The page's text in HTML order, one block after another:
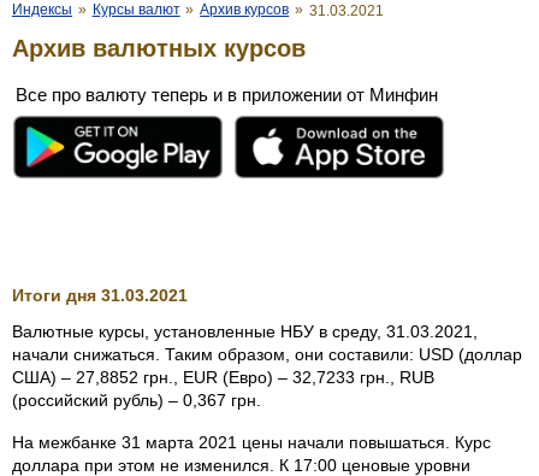
Индексы » Курсы валют » Архив курсов » 31.03.2021
Архив валютных курсов
Все про валюту теперь и в приложении от Минфин
Итоги дня 31.03.2021
Валютные курсы, установленные НБУ в среду, 31.03.2021,
начали снижаться. Таким образом, они составили: USD (доллар
США) – 27,8852 грн., EUR (Евро) – 32,7233 грн., RUB
(российский рубль) – 0,367 грн.
На межбанке 31 марта 2021 цены начали повышаться. Курс
доллара при этом не изменился. К 17:00 ценовые уровни